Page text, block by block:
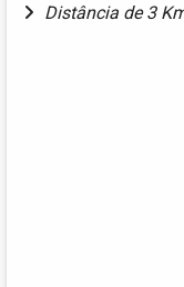
Distância de 3